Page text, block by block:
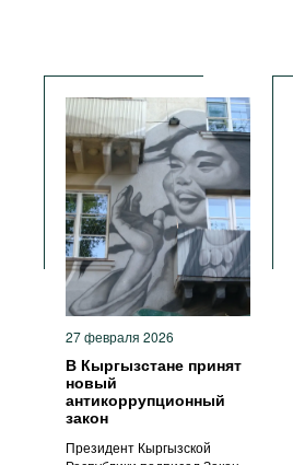
27 февраля 2026
В Кыргызстане принят
новый
антикоррупционный
закон
Президент Кыргызской